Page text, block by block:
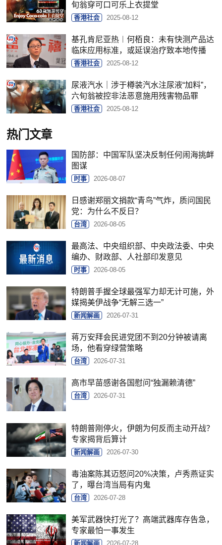
旬翁穿可口可乐上衣提堂
香港社会 2025-08-12
基孔肯尼亚热︱何栢良：未有快测产品达
临床应用标准，或延误治疗致本地传播
香港社会 2025-08-12
尿液汽水｜涉于樽装汽水注尿液“加料”，
六旬翁被控非法恶意施用残害物品罪
香港社会 2025-08-12
热门文章
国防部：中国军队坚决反制任何闹海挑衅
图谋
时事 2026-08-07
日感谢郑丽文捐款“青鸟”气炸，质问国民
党：为什么不反日？
台湾 2026-08-05
最高法、中央组织部、中央政法委、中央
编办、财政部、人社部印发意见
时事 2026-08-05
特朗普手握全球最强军力却无计可施，外
媒揭美伊战争“无解三选一”
新闻解画 2026-07-31
蒋万安拜会民进党团不到20分钟被请离
场，他看穿绿营策略
台湾 2026-07-31
高市早苗感谢各国慰问“独漏赖清德”
台湾 2026-07-31
特朗普刚停火，伊朗为何反而主动开战？
专家揭背后算计
新闻解画 2026-07-30
毒油案陈其迈怒问20%决策，卢秀燕证实
了，曝台湾当局有内鬼
台湾 2026-07-28
美军武器快打光了？高端武器库存告急，
专家最怕一事发生
新闻解画 2026-07-28